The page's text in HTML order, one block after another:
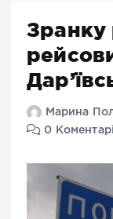
Зранку
Марина
0 Коментарі